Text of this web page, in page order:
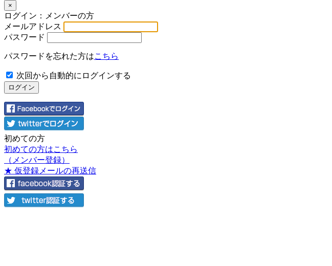
×
ログイン：メンバーの方
メールアドレス
パスワード
パスワードを忘れた方はこちら
次回から自動的にログインする
初めての方
初めての方はこちら
（メンバー登録）
★ 仮登録メールの再送信